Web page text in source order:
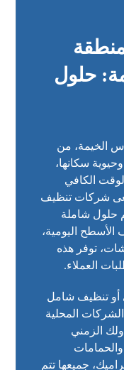
حلول
الخيمة، من
سكانها،
الكافي
شركات تنظيف
حلول شاملة
اليومية،
توفر هذه
العملاء.
أو تنظيف شامل
المحلية
الزمني
جميعها تتم